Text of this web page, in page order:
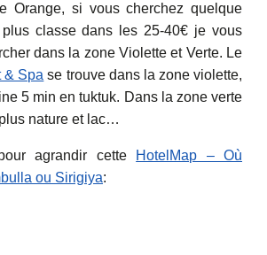
Orange, si vous cherchez quelque
plus classe dans les 25-40€ je vous
dans la zone Violette et Verte. Le
& Spa se trouve dans la zone violette,
5 min en tuktuk. Dans la zone verte
nature et lac…
agrandir cette
HotelMap – Où
ou Sirigiya: